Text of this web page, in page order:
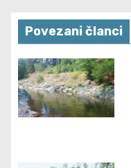
n
a
v
i
Povezani članci